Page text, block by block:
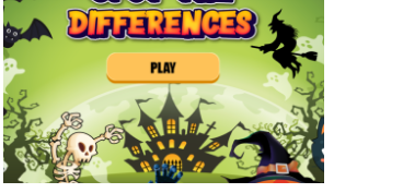
Spot the differences